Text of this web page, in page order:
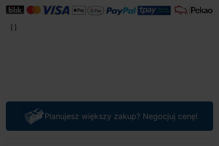
Planujesz większy zakup? Negocjuj cenę!